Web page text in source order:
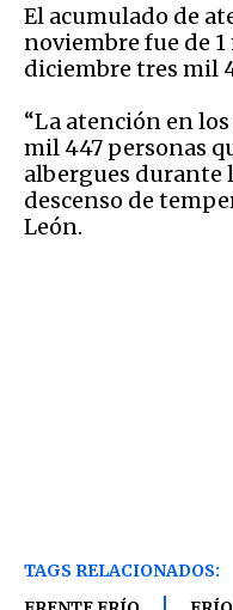
El acumulado de
noviembre fue de
diciembre tres mil
“La atención en
mil 447 personas
albergues durante
descenso de
León.
TAGS RELACIONADOS: